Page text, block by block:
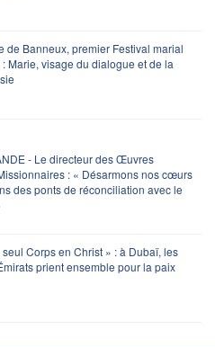
de Banneux, premier Festival marial
Marie, visage du dialogue et de la
- Le directeur des Œuvres
: « Désarmons nos cœurs
des ponts de réconciliation avec le
Corps en Christ » : à Dubaï, les
prient ensemble pour la paix